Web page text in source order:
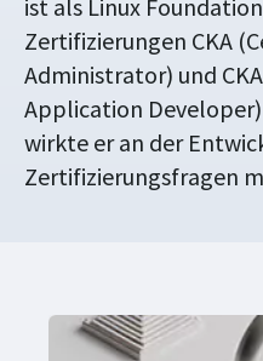
ist als Linux
Zertifizierungen CKA
Administrator) und
Application
wirkte er an der
Zertifizierungsfragen